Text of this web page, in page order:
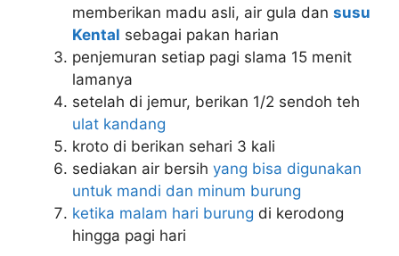
memberikan madu asli, air gula dan susu
Kental sebagai pakan harian
penjemuran setiap pagi slama 15 menit
lamanya
setelah di jemur, berikan 1/2 sendoh teh
ulat kandang
kroto di berikan sehari 3 kali
sediakan air bersih yang bisa digunakan
untuk mandi dan minum burung
ketika malam hari burung di kerodong
hingga pagi hari